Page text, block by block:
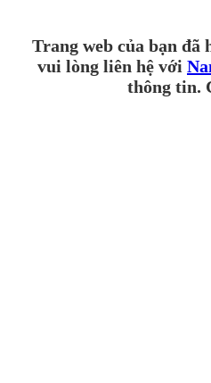
Trang web của bạn đã
vui lòng liên hệ với
thông tin.